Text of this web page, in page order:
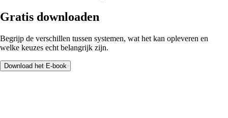
Gratis downloaden
Begrijp de verschillen tussen systemen, wat het kan opleveren en
welke keuzes echt belangrijk zijn.
Download het E-book